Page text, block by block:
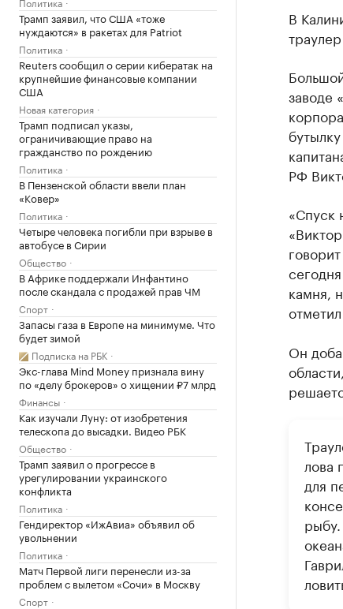
Трамп заявил, что США «тоже
нуждаются» в ракетах для Patriot
Политика
Reuters сообщил о серии кибератак на
крупнейшие финансовые компании
США
Новая категория
Трамп подписал указы,
ограничивающие право на
гражданство по рождению
Политика
В Пензенской области ввели план
«Ковер»
Политика
Четыре человека погибли при взрыве в
автобусе в Сирии
Общество
В Африке поддержали Инфантино
после скандала с продажей прав ЧМ
Спорт
Запасы газа в Европе на минимуме. Что
будет зимой
Подписка на РБК
Экс-глава Mind Money признала вину
по «делу брокеров» о хищении ₽7 млрд
Финансы
Как изучали Луну: от изобретения
телескопа до высадки. Видео РБК
Общество
Трамп заявил о прогрессе в
урегулировании украинского
конфликта
Политика
Гендиректор «ИжАвиа» объявил об
увольнении
Политика
Матч Первой лиги перенесли из-за
проблем с вылетом «Сочи» в Москву
Спорт
В
заводе
РФ
«Спуск
камня,
Он
лова
для